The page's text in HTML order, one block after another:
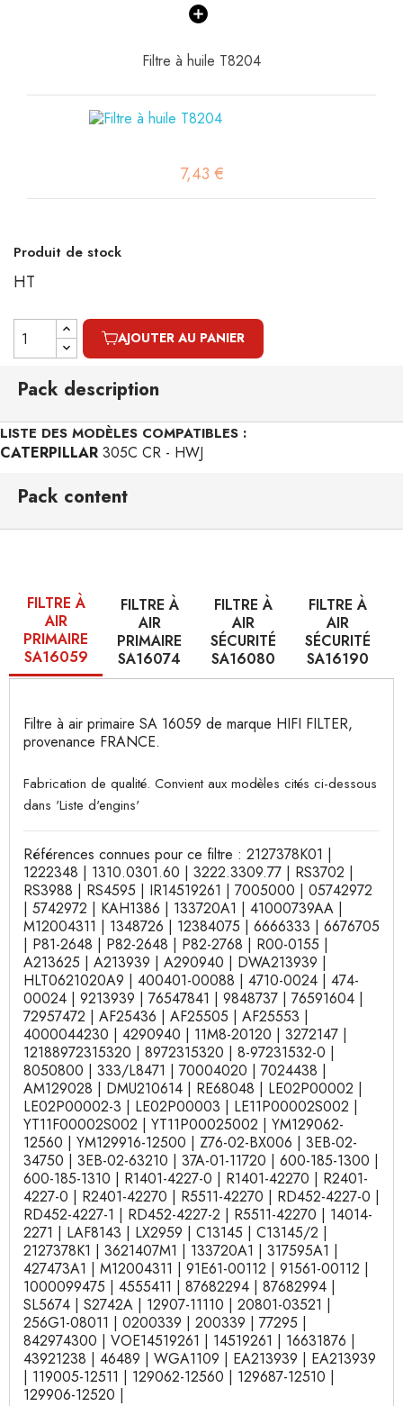
Filtre à huile T8204
7,43 €
Produit de stock
HT
AJOUTER AU PANIER
Pack description
LISTE DES MODÈLES COMPATIBLES :
CATERPILLAR 305C CR - HWJ
Pack content
FILTRE À
AIR
PRIMAIRE
SA16059
FILTRE À
AIR
PRIMAIRE
SA16074
FILTRE À
AIR
SÉCURITÉ
SA16080
FILTRE À
AIR
SÉCURITÉ
SA16190
Filtre à air primaire SA 16059 de marque HIFI FILTER,
provenance FRANCE.
Fabrication de qualité. Convient aux modèles cités ci-dessous
dans 'Liste d'engins'
Références connues pour ce filtre : 2127378K01 |
1222348 | 1310.0301.60 | 3222.3309.77 | RS3702 |
RS3988 | RS4595 | IR14519261 | 7005000 | 05742972
| 5742972 | KAH1386 | 133720A1 | 41000739AA |
M12004311 | 1348726 | 12384075 | 6666333 | 6676705
| P81-2648 | P82-2648 | P82-2768 | R00-0155 |
A213625 | A213939 | A290940 | DWA213939 |
HLT0621020A9 | 400401-00088 | 4710-0024 | 474-
00024 | 9213939 | 76547841 | 9848737 | 76591604 |
72957472 | AF25436 | AF25505 | AF25553 |
4000044230 | 4290940 | 11M8-20120 | 3272147 |
12188972315320 | 8972315320 | 8-97231532-0 |
8050800 | 333/L8471 | 70004020 | 7024438 |
AM129028 | DMU210614 | RE68048 | LE02P00002 |
LE02P00002-3 | LE02P00003 | LE11P00002S002 |
YT11F00002S002 | YT11P00025002 | YM129062-
12560 | YM129916-12500 | Z76-02-BX006 | 3EB-02-
34750 | 3EB-02-63210 | 37A-01-11720 | 600-185-1300 |
600-185-1310 | R1401-4227-0 | R1401-42270 | R2401-
4227-0 | R2401-42270 | R5511-42270 | RD452-4227-0 |
RD452-4227-1 | RD452-4227-2 | R5511-42270 | 14014-
2271 | LAF8143 | LX2959 | C13145 | C13145/2 |
2127378K1 | 3621407M1 | 133720A1 | 317595A1 |
427473A1 | M12004311 | 91E61-00112 | 91561-00112 |
1000099475 | 4555411 | 87682294 | 87682994 |
SL5674 | S2742A | 12907-11110 | 20801-03521 |
256G1-08011 | 0200339 | 200339 | 77295 |
842974300 | VOE14519261 | 14519261 | 16631876 |
43921238 | 46489 | WGA1109 | EA213939 | EA213939
| 119005-12511 | 129062-12560 | 129687-12510 |
129906-12520 |